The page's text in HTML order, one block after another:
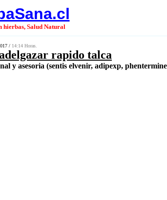
hierbas, Salud Natural
/ 14:14 Horas.
rapido talca
y asesoria (sentis elvenir, adipexp,